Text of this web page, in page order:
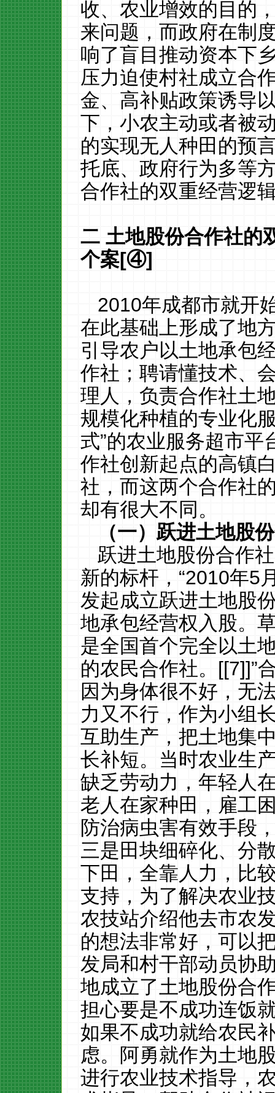
收、农业增效的目的
来问题，而政府在制
响了盲目推动资本下
压力迫使村社成立合
金、高补贴政策诱导
下，小农主动或者被
的实现无人种田的预
托底、政府行为多等
合作社的双重经营逻
二土地股份合作社的
个案[④]
2010年成都市就开
在此基础上形成了地
引导农户以土地承包
作社；聘请懂技术、
理人，负责合作社土
规模化种植的专业化
式”的农业服务超市平
作社创新起点的高镇
社，而这两个合作社
却有很大不同。
（一）跃进土地股
跃进土地股份合作
新的标杆，“2010年5
发起成立跃进土地股
地承包经营权入股。
是全国首个完全以土
的农民合作社。[[7]]”
因为身体很不好，无
力又不行，作为小组
互助生产，把土地集
长补短。当时农业生
缺乏劳动力，年轻人
老人在家种田，雇工
防治病虫害有效手段
三是田块细碎化、分
下田，全靠人力，比
支持，为了解决农业
农技站介绍他去市农
的想法非常好，可以
发局和村干部动员协
地成立了土地股份合
担心要是不成功连饭
如果不成功就给农民
虑。阿勇就作为土地
进行农业技术指导，